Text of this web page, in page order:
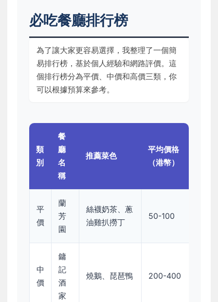
必吃餐廳排行榜
為了讓大家更容易選擇，我整理了一個簡
易排行榜，基於個人經驗和網路評價。這
個排行榜分為平價、中價和高價三類，你
可以根據預算來參考。
類
別
餐
廳
名
稱
推薦菜色
平均價格
（港幣）
平
價
蘭
芳
園
絲襪奶茶、蔥
油雞扒撈丁
50-100
中
價
鏞
記
酒
家
燒鵝、琵琶鴨 200-400